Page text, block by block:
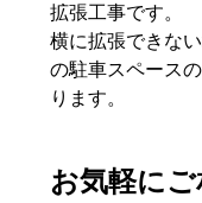
拡張工事です。
横に拡張できな
の駐車スペース
ります。
お気軽にご